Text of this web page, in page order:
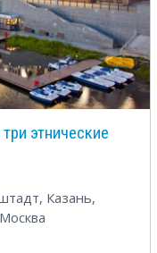
этнические
Казань,